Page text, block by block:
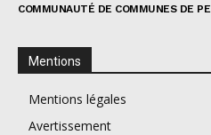
COMMUNAUTÉ DE COMMUNES DE
Mentions
Mentions légales
Avertissement